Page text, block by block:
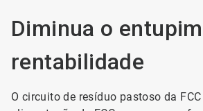
Diminua o
rentabilidade
O circuito de resíduo pastoso da